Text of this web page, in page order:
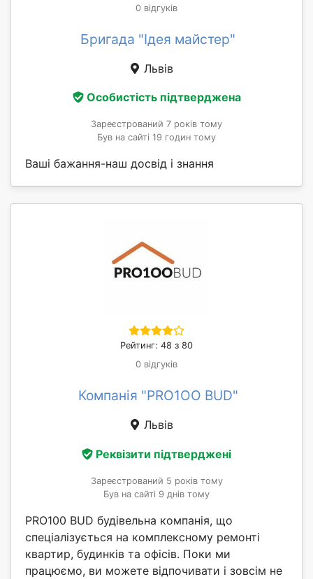
0 відгуків
Бригада "Ідея майстер"
Львів
Особистість підтверджена
Зареєстрований 7 років тому
Був на сайті 19 годин тому
Ваші бажання-наш досвід і знання
Рейтинг: 48 з 80
0 відгуків
Компанія "PRO1OO BUD"
Львів
Реквізити підтверджені
Зареєстрований 5 років тому
Був на сайті 9 днів тому
PRO100 BUD будівельна компанія, що
спеціалізується на комплексному ремонті
квартир, будинків та офісів. Поки ми
працюємо, ви можете відпочивати і зовсім не